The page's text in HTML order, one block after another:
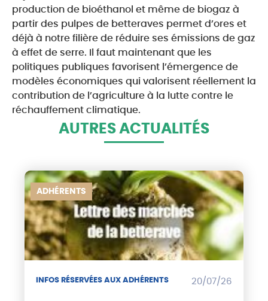
production de bioéthanol et même de biogaz à
partir des pulpes de betteraves permet d’ores et
déjà à notre filière de réduire ses émissions de gaz
à effet de serre. Il faut maintenant que les
politiques publiques favorisent l’émergence de
modèles économiques qui valorisent réellement la
contribution de l’agriculture à la lutte contre le
réchauffement climatique.
AUTRES ACTUALITÉS
ADHÉRENTS
INFOS RÉSERVÉES AUX ADHÉRENTS 20/07/26